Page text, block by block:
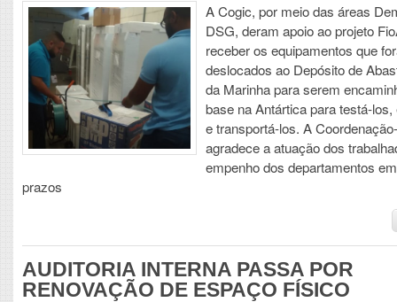
A Cogic, por meio das áreas
DSG, deram apoio ao projeto
receber os equipamentos que
deslocados ao Depósito de
da Marinha para serem
base na Antártica para testá-
e transportá-los. A
agradece a atuação dos
empenho dos departamentos
prazos
AUDITORIA INTERNA PASSA POR
RENOVAÇÃO DE ESPAÇO FÍSICO